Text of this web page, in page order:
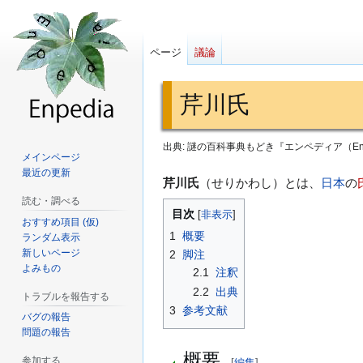
芹川氏
出典: 謎の百科事典もどき『エンペディア（
ナ
ビ
ゲ
ー
シ
に
検
索
に
移
動
芹川氏 （せりかわし）とは、 日本の
目次
1
概要
2
脚注
2.1 注釈
2.2 出典
3 参考文献
ページ 議論
メインページ
最近の更新
読む・調べる
おすすめ項目 (仮)
ランダム表示
新しいページ
よみもの
トラブルを報告する
バグの報告
問題の報告